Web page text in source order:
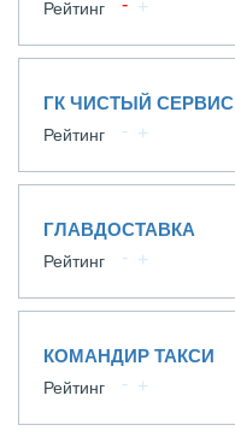
Рейтинг
ГК ЧИСТЫЙ СЕРВИС
Рейтинг
ГЛАВДОСТАВКА
Рейтинг
КОМАНДИР ТАКСИ
Рейтинг